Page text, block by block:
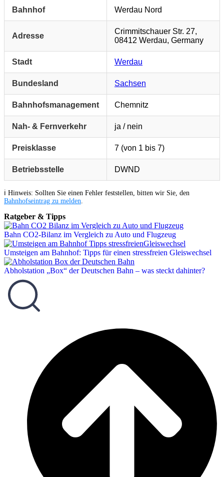
Bahnhof Werdau Nord
Adresse
Crimmitschauer Str. 27,
08412 Werdau, Germany
Stadt Werdau
Bundesland Sachsen
Bahnhofsmanagement Chemnitz
Nah- & Fernverkehr ja / nein
Preisklasse 7 (von 1 bis 7)
Betriebsstelle DWND
ℹ️ Hinweis: Sollten Sie einen Fehler feststellen, bitten wir Sie, den
Bahnhofseintrag zu melden
Ratgeber & Tipps
Bahn CO2-Bilanz im Vergleich zu Auto und Flugzeug
Umsteigen am Bahnhof: Tipps für einen stressfreien Gleiswechsel
Abholstation „Box“ der Deutschen Bahn – was steckt dahinter?